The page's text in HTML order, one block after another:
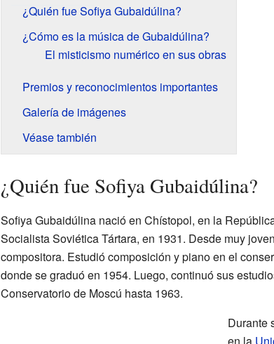
¿Quién fue Sofiya Gubaidúlina?
¿Cómo es la música de Gubaidúlina?
El misticismo numérico en sus obras
Premios y reconocimientos importantes
Galería de imágenes
Véase también
¿Quién fue Sofiya Gubaidúlina?
Sofiya Gubaidúlina nació en Chístopol, en la
Socialista Soviética Tártara, en 1931. Desde muy
compositora. Estudió composición y piano en el
donde se graduó en 1954. Luego, continuó sus
Conservatorio de Moscú hasta 1963.
Durante